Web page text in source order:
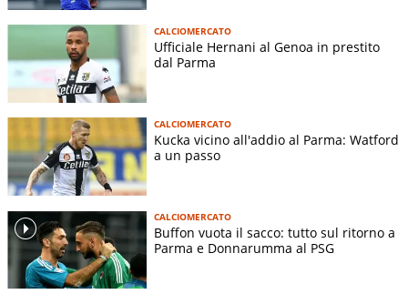
CALCIOMERCATO
Ufficiale Hernani al Genoa in prestito
dal Parma
CALCIOMERCATO
Kucka vicino all'addio al Parma: Watford
a un passo
CALCIOMERCATO
Buffon vuota il sacco: tutto sul ritorno a
Parma e Donnarumma al PSG